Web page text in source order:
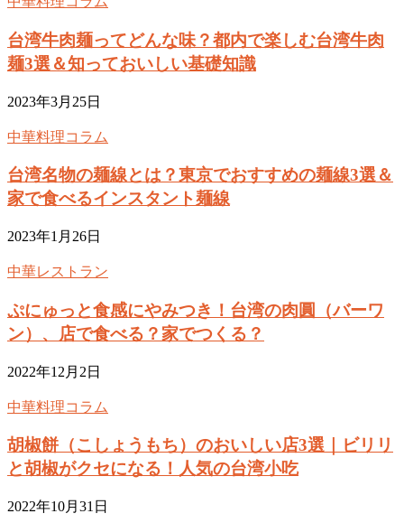
台湾牛肉麺ってどんな味？都内で楽しむ台湾牛肉
麺3選＆知っておいしい基礎知識
2023年3月25日
中華料理コラム
台湾名物の麺線とは？東京でおすすめの麺線3選＆
家で食べるインスタント麺線
2023年1月26日
中華レストラン
ぷにゅっと食感にやみつき！台湾の肉圓（バーワ
ン）、店で食べる？家でつくる？
2022年12月2日
中華料理コラム
胡椒餅（こしょうもち）のおいしい店3選｜ビリリ
と胡椒がクセになる！人気の台湾小吃
2022年10月31日